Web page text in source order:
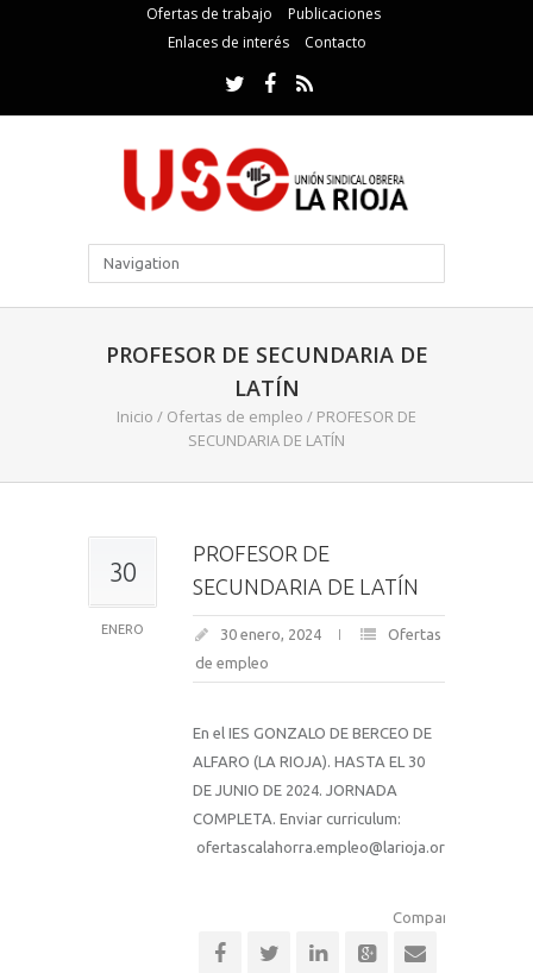
Ofertas de trabajo
Publicaciones
Enlaces de interés
Contacto
PROFESOR DE SECUNDARIA DE
LATÍN
Inicio / Ofertas de empleo / PROFESOR DE
SECUNDARIA DE LATÍN
30
ENERO
PROFESOR DE
SECUNDARIA DE LATÍN
30 enero, 2024
Ofertas
de empleo
En el IES GONZALO DE BERCEO DE
ALFARO (LA RIOJA). HASTA EL 30
DE JUNIO DE 2024. JORNADA
COMPLETA. Enviar curriculum:
ofertascalahorra.empleo@larioja.org
Comparte esta